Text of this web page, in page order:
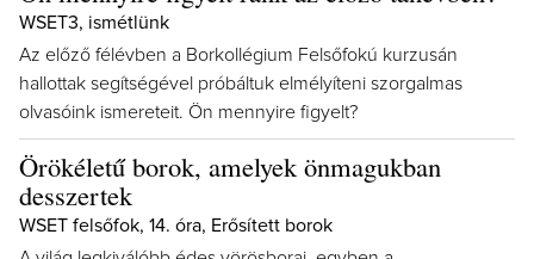
WSET3, ismétlünk
Az előző félévben a Borkollégium Felsőfokú kurzusán
hallottak segítségével próbáltuk elmélyíteni szorgalmas
olvasóink ismereteit. Ön mennyire figyelt?
Örökéletű borok, amelyek önmagukban
desszertek
WSET felsőfok, 14. óra, Erősített borok